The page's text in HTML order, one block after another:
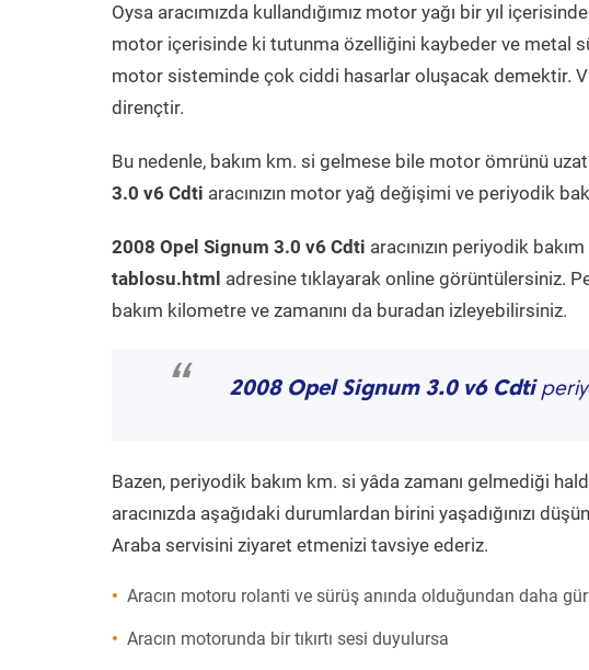
Oysa aracımızda kullandığımız motor yağı bir yıl
motor içerisinde ki tutunma özelliğini kaybeder ve metal
motor sisteminde çok ciddi hasarlar oluşacak demektir.
dirençtir.
Bu nedenle, bakım km. si gelmese bile motor ömrünü
3.0 v6 Cdti aracınızın motor yağ değişimi ve periyodik
2008 Opel Signum 3.0 v6 Cdti aracınızın periyodik
tablosu.html adresine tıklayarak online görüntülersiniz.
bakım kilometre ve zamanını da buradan izleyebilirsiniz.
“ 2008 Opel Signum 3.0 v6 Cdti
Bazen, periyodik bakım km. si yâda zamanı gelmediği
aracınızda aşağıdaki durumlardan birini yaşadığınızı
Araba servisini ziyaret etmenizi tavsiye ederiz.
Aracın motoru rolanti ve sürüş anında olduğundan daha
Aracın motorunda bir tıkırtı sesi duyulursa